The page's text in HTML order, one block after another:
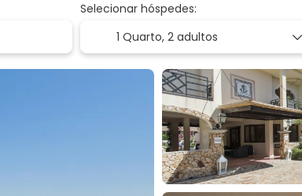
Selecionar hóspedes:
1 Quarto, 2 adultos